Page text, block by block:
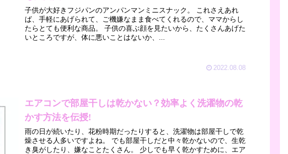
子供が大好きフジパンのアンパンマンミニスナック。 これさえあれ
ば、手軽にあげられて、ご機嫌なまま食べてくれるので、ママからし
たらとても便利な商品。 子供の喜ぶ顔を見たいから、たくさんあげた
いところですが、体に悪いことはないか、...
2022.08.08
エアコンで部屋干しは乾かない？効率よく洗濯物の乾
かす方法を伝授!
雨の日が続いたり、花粉時期だったりすると、洗濯物は部屋干しで乾
燥させる人多いですよね。 でも部屋干しだと中々乾かないので、生乾
き臭がしたり、嫌なことたくさん。 少しでも早く乾かすために、エア